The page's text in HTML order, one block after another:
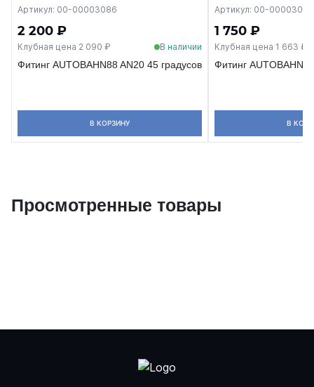
Артикул: 00-00003086
2 200 ₽
Клубная цена 2 090 ₽ В наличии
Фитинг AUTOBAHN88 AN20 45 градусов
В КОРЗИНУ
Артикул: 00-00003085
1 750 ₽
Клубная цена 1 663 ₽
Фитинг
В
Просмотренные товары